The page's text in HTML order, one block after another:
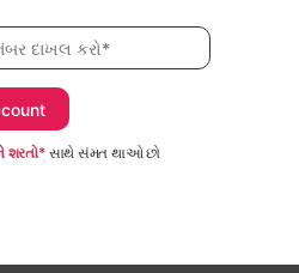
જરૂરી છે
શરતો*સાથે સંમત થાઓ છો